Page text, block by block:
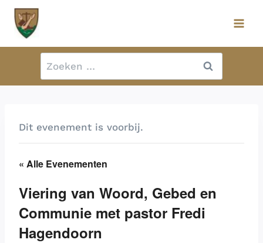
Doorgaan
naar
Zoeken
naar:
Dit evenement is voorbij.
« Alle Evenementen
Viering van Woord, Gebed en
Communie met pastor Fredi
Hagendoorn